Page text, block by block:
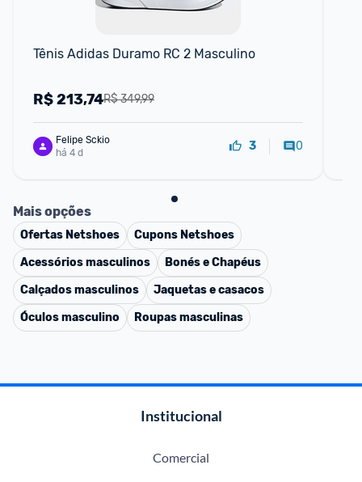
Tênis Adidas Duramo RC 2 Masculino
R$ 349,99
R$213,74
Felipe Sckio
há 4 d
3 0
Mais opções
Ofertas Netshoes Cupons Netshoes
Acessórios masculinos
Bonés e Chapéus
Calçados masculinos
Jaquetas e casacos
Óculos masculino
Roupas masculinas
Institucional
Comercial